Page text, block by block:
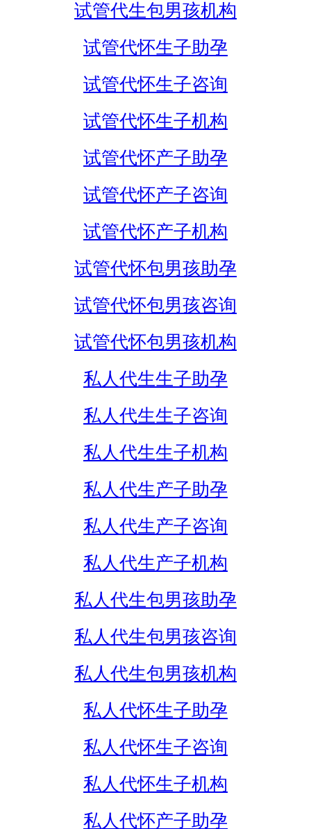
试管代生包男孩机构
试管代怀生子助孕
试管代怀生子咨询
试管代怀生子机构
试管代怀产子助孕
试管代怀产子咨询
试管代怀产子机构
试管代怀包男孩助孕
试管代怀包男孩咨询
试管代怀包男孩机构
私人代生生子助孕
私人代生生子咨询
私人代生生子机构
私人代生产子助孕
私人代生产子咨询
私人代生产子机构
私人代生包男孩助孕
私人代生包男孩咨询
私人代生包男孩机构
私人代怀生子助孕
私人代怀生子咨询
私人代怀生子机构
私人代怀产子助孕